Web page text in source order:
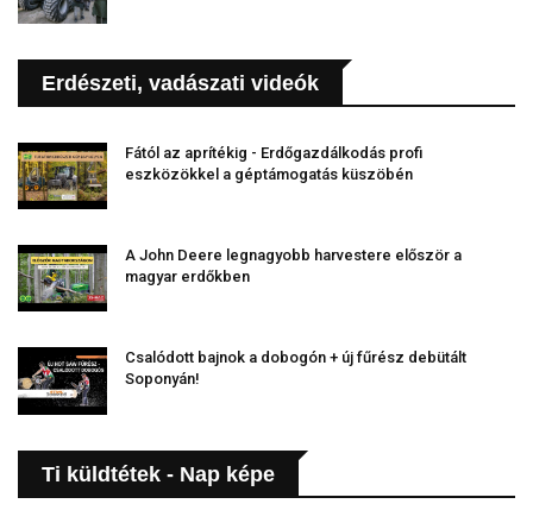
Erdészeti, vadászati videók
Fától az aprítékig - Erdőgazdálkodás profi
eszközökkel a géptámogatás küszöbén
A John Deere legnagyobb harvestere először a
magyar erdőkben
Csalódott bajnok a dobogón + új fűrész debütált
Soponyán!
Ti küldtétek - Nap képe